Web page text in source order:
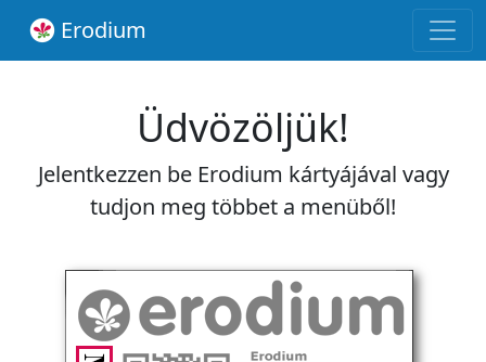
Erodium
Üdvözöljük!
Jelentkezzen be Erodium kártyájával vagy
tudjon meg többet a menüből!